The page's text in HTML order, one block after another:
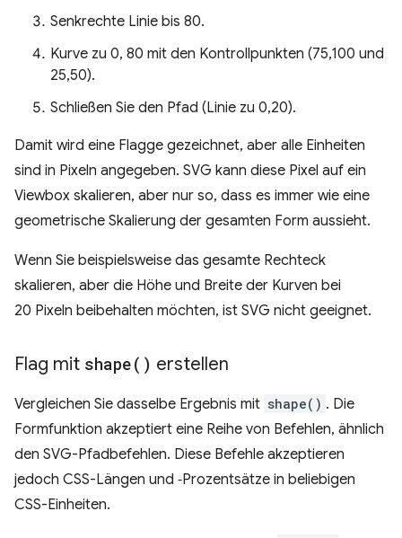
Senkrechte Linie bis 80.
Kurve zu 0, 80 mit den Kontrollpunkten (75,100 und
25,50).
Schließen Sie den Pfad (Linie zu 0,20).
Damit wird eine Flagge gezeichnet, aber alle Einheiten
sind in Pixeln angegeben. SVG kann diese Pixel auf ein
Viewbox skalieren, aber nur so, dass es immer wie eine
geometrische Skalierung der gesamten Form aussieht.
Wenn Sie beispielsweise das gesamte Rechteck
skalieren, aber die Höhe und Breite der Kurven bei
20 Pixeln beibehalten möchten, ist SVG nicht geeignet.
Flag mit shape( ) erstellen
Vergleichen Sie dasselbe Ergebnis mit shape() . Die
Formfunktion akzeptiert eine Reihe von Befehlen, ähnlich
den SVG-Pfadbefehlen. Diese Befehle akzeptieren
jedoch CSS-Längen und ‑Prozentsätze in beliebigen
CSS-Einheiten.